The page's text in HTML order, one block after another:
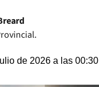
de 2026 a las 00:30